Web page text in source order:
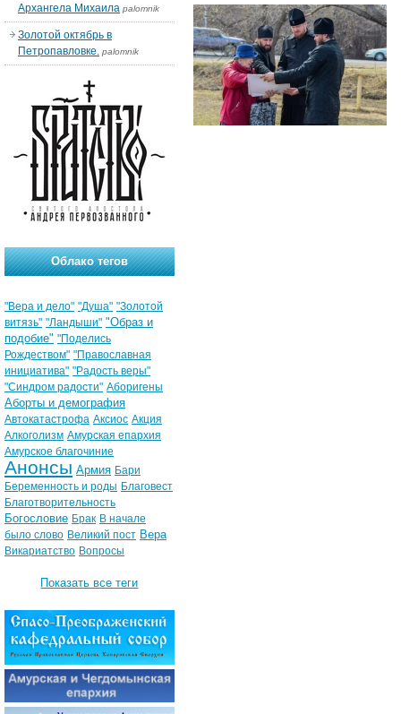
Архангела Михаила palomnik
Золотой октябрь в
Петропавловке. palomnik
Облако тегов
"Вера и дело" "Душа" "Золотой
витязь" "Ландыши" "Образ и
подобие" "Поделись
Рождеством" "Православная
инициатива" "Радость веры"
"Синдром радости" Аборигены
Аборты и демография
Автокатастрофа Аксиос Акция
Алкоголизм Амурская епархия
Амурское благочиние
Анонсы Армия Бари
Беременность и роды Благовест
Благотворительность
Богословие Брак В начале
было слово Великий пост Вера
Викариатство Вопросы
Показать все теги